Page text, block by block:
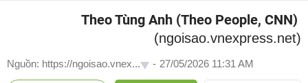
Theo Tùng Anh (Theo People, CNN)
(ngoisao.vnexpress.net)
Nguồn: https://ngoisao.vnex... - 27/05/2026 11:31 AM